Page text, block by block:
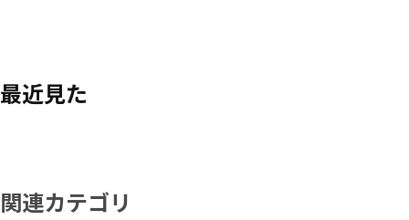
最近見た
関連カテゴリ